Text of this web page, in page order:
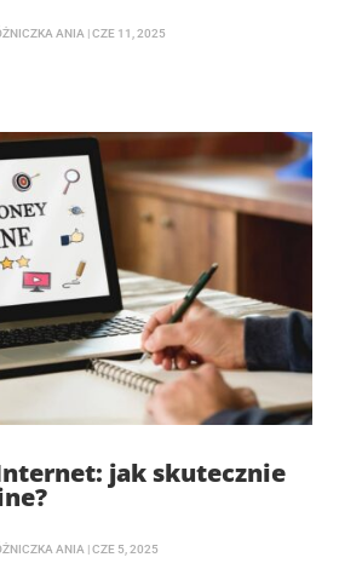
ANIA |CZE 11, 2025
jak skutecznie
ANIA |CZE 5, 2025